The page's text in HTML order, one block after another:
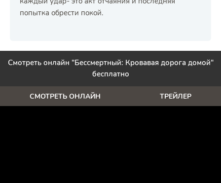
попытка обрести покой.
Смотреть онлайн "Бессмертный: Кровавая дорога домой"
бесплатно
СМОТРЕТЬ ОНЛАЙН ТРЕЙЛЕР